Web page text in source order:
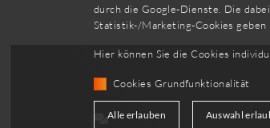
durch die Google-Dienste. Die
Statistik-/Marketing-Cookies
Hier können Sie die Cookies
Cookies Grundfunktionalität
Alle erlauben Auswahl